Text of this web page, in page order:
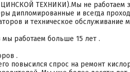
ТЕХНИКИ).Мы не работаем
дипломированные и всегда
и техническое обслуживание
работаем больше 15 лет .
.
повысился спрос на ремонт